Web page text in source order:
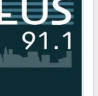
cantidad de residuos
realizar visita en